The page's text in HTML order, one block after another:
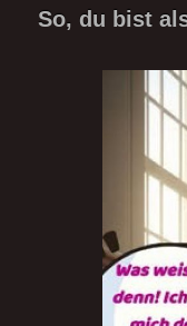
So, du bist